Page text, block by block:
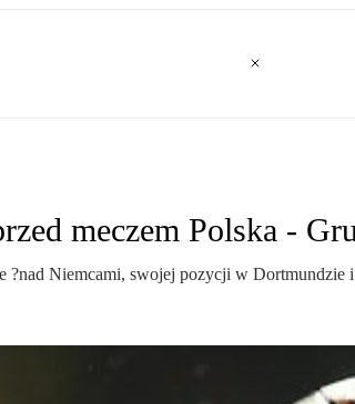
meczem Polska -
?nad Niemcami, swojej pozycji w Dortmundzie